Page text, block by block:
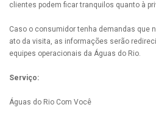
clientes podem ficar tranquilos quanto à
Caso o consumidor tenha demandas que
ato da visita, as informações serão
equipes operacionais da Águas do Rio.
Serviço:
Águas do Rio Com Você